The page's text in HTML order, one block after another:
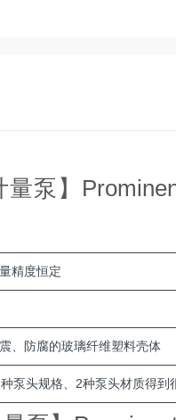
量泵】
精度恒定
、防腐的玻璃纤维塑料壳体
泵头规格、2种泵头材质得到